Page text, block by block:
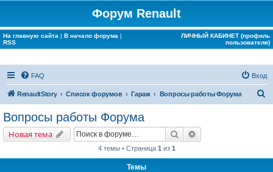
Форум Renault
На главную сайта | В начало форума |
RSS
ЛИЧНЫЙ КАБИНЕТ (профиль
пользователя)
FAQ Вход
RenaultStory Список форумов Гараж Вопросы работы Форума
Вопросы работы Форума
Новая тема Поиск
4 темы • Страница 1 из 1
Темы